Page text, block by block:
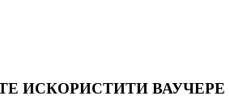
ИСКОРИСТИТИ ВАУЧЕРЕ